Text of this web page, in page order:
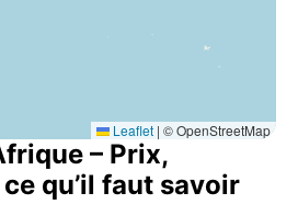
Leaflet | © OpenStreetMap
– Prix,
qu’il faut savoir